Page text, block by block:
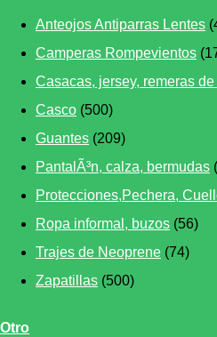
Anteojos Antiparras Lentes
Camperas Rompevientos
Casacas, jersey, remeras
Casco (500)
Guantes (209)
PantalÃ³n, calza, bermudas
Protecciones,Pechera,
Ropa informal, buzos (56)
Trajes de Neoprene (74)
Zapatillas (500)
Otro